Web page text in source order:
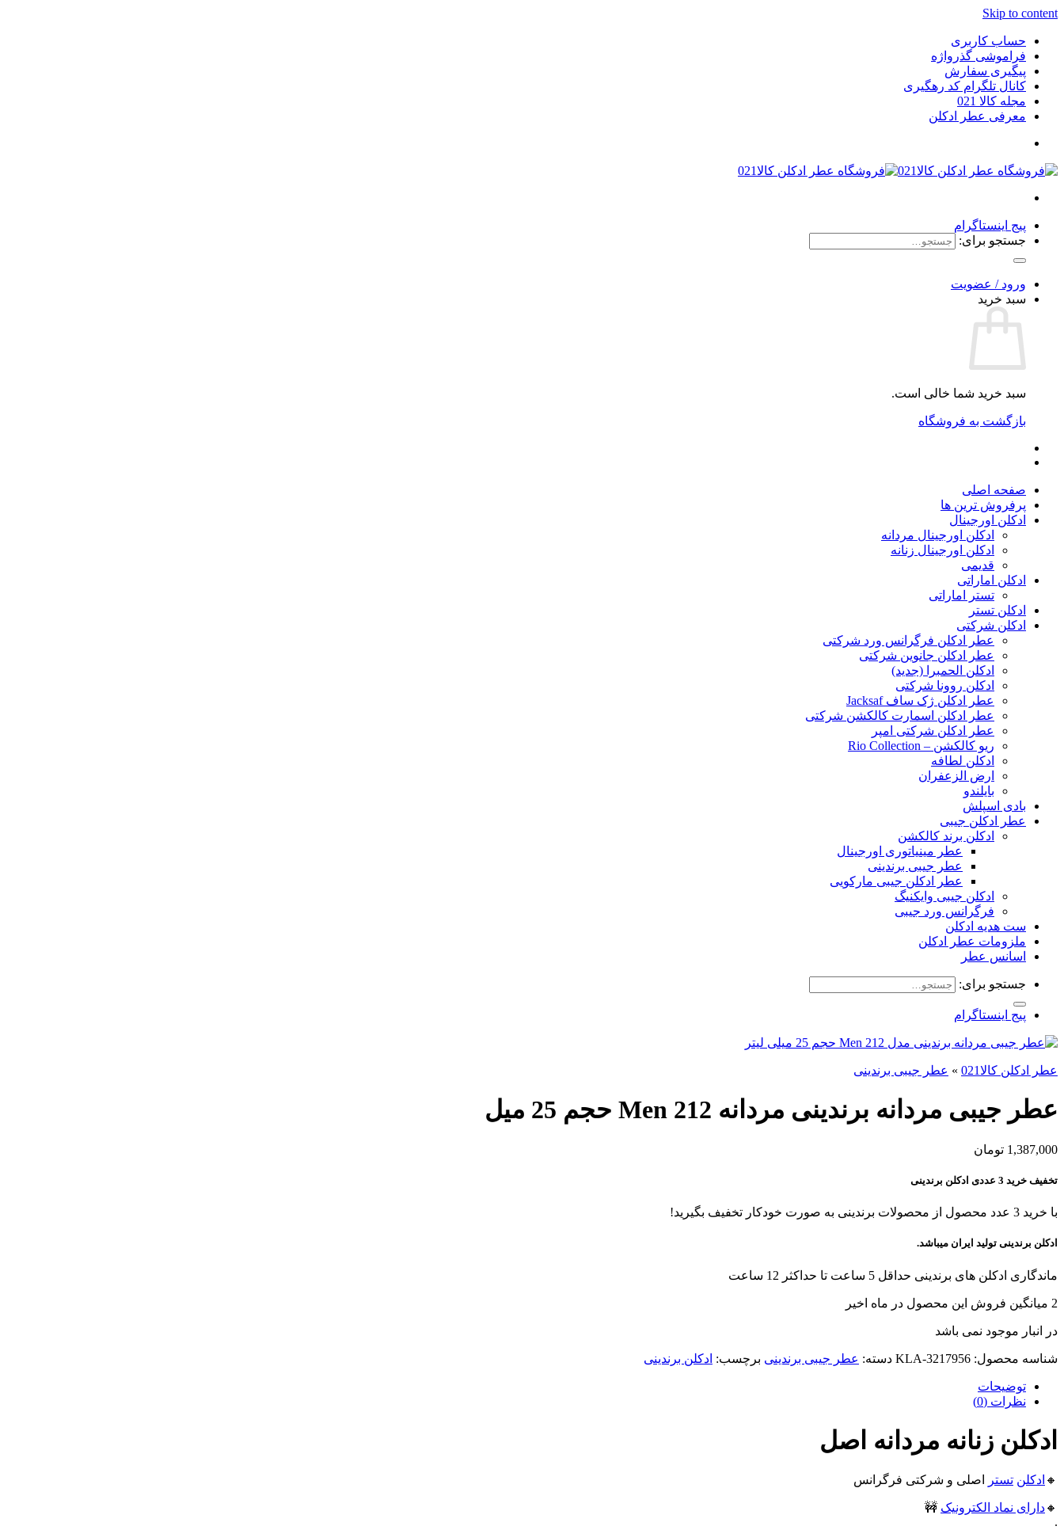
Skip to content
حساب کاربری
فراموشی گذرواژه
پیگیری سفارش
کانال تلگرام کد رهگیری
مجله کالا 021
معرفی عطر ادکلن
پیج اینستاگرام
جستجو برای:
ورود / عضویت
سبد خرید
سبد خرید شما خالی است.
بازگشت به فروشگاه
صفحه اصلی
پرفروش ترین ها
ادکلن اورجینال
ادکلن اورجینال مردانه
ادکلن اورجینال زنانه
قدیمی
ادکلن اماراتی
تستر اماراتی
ادکلن تستر
ادکلن شرکتی
عطر ادکلن فرگرانس ورد شرکتی
عطر ادکلن جانوین شرکتی
ادکلن الحمبرا (جدید)
ادکلن روونا شرکتی
عطر ادکلن ژک‌ ساف Jacksaf
عطر ادکلن اسمارت کالکشن شرکتی
عطر ادکلن شرکتی امپر
ریو کالکشن – Rio Collection
ادکلن لطافه
ارض الزعفران
بایلندو
بادی اسپلش
عطر ادکلن جیبی
ادکلن برند کالکشن
عطر مینیاتوری اورجینال
عطر جیبی برندینی
عطر ادکلن جیبی مارکویی
ادکلن جیبی وایکنیگ
فرگرانس ورد جیبی
ست هدیه ادکلن
ملزومات عطر ادکلن
اسانس عطر
جستجو برای:
پیج اینستاگرام
عطر ادکلن کالا021 » عطر جیبی برندینی
عطر جیبی مردانه برندینی مردانه 212 Men حجم 25 میل
1,387,000 تومان
تخفیف خرید 3 عددی ادکلن برندینی
با خرید 3 عدد محصول از محصولات برندینی به صورت خودکار تخفیف بگیرید!
ادکلن برندینی تولید ایران میباشد.
ماندگاری ادکلن های برندینی حداقل 5 ساعت تا حداکثر 12 ساعت
2 میانگین فروش این محصول در ماه اخیر
در انبار موجود نمی باشد
شناسه محصول: KLA-3217956 دسته: عطر جیبی برندینی برچسب: ادکلن برندینی
توضیحات
نظرات (0)
ادکلن زنانه مردانه اصل
🔸 ادکلن تستر اصلی و شرکتی فرگرانس
🔸دارای نماد الکترونیک 🚧
.